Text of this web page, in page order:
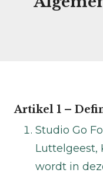
Artikel 1 –
Studio Go
Luttelgeest,
wordt in